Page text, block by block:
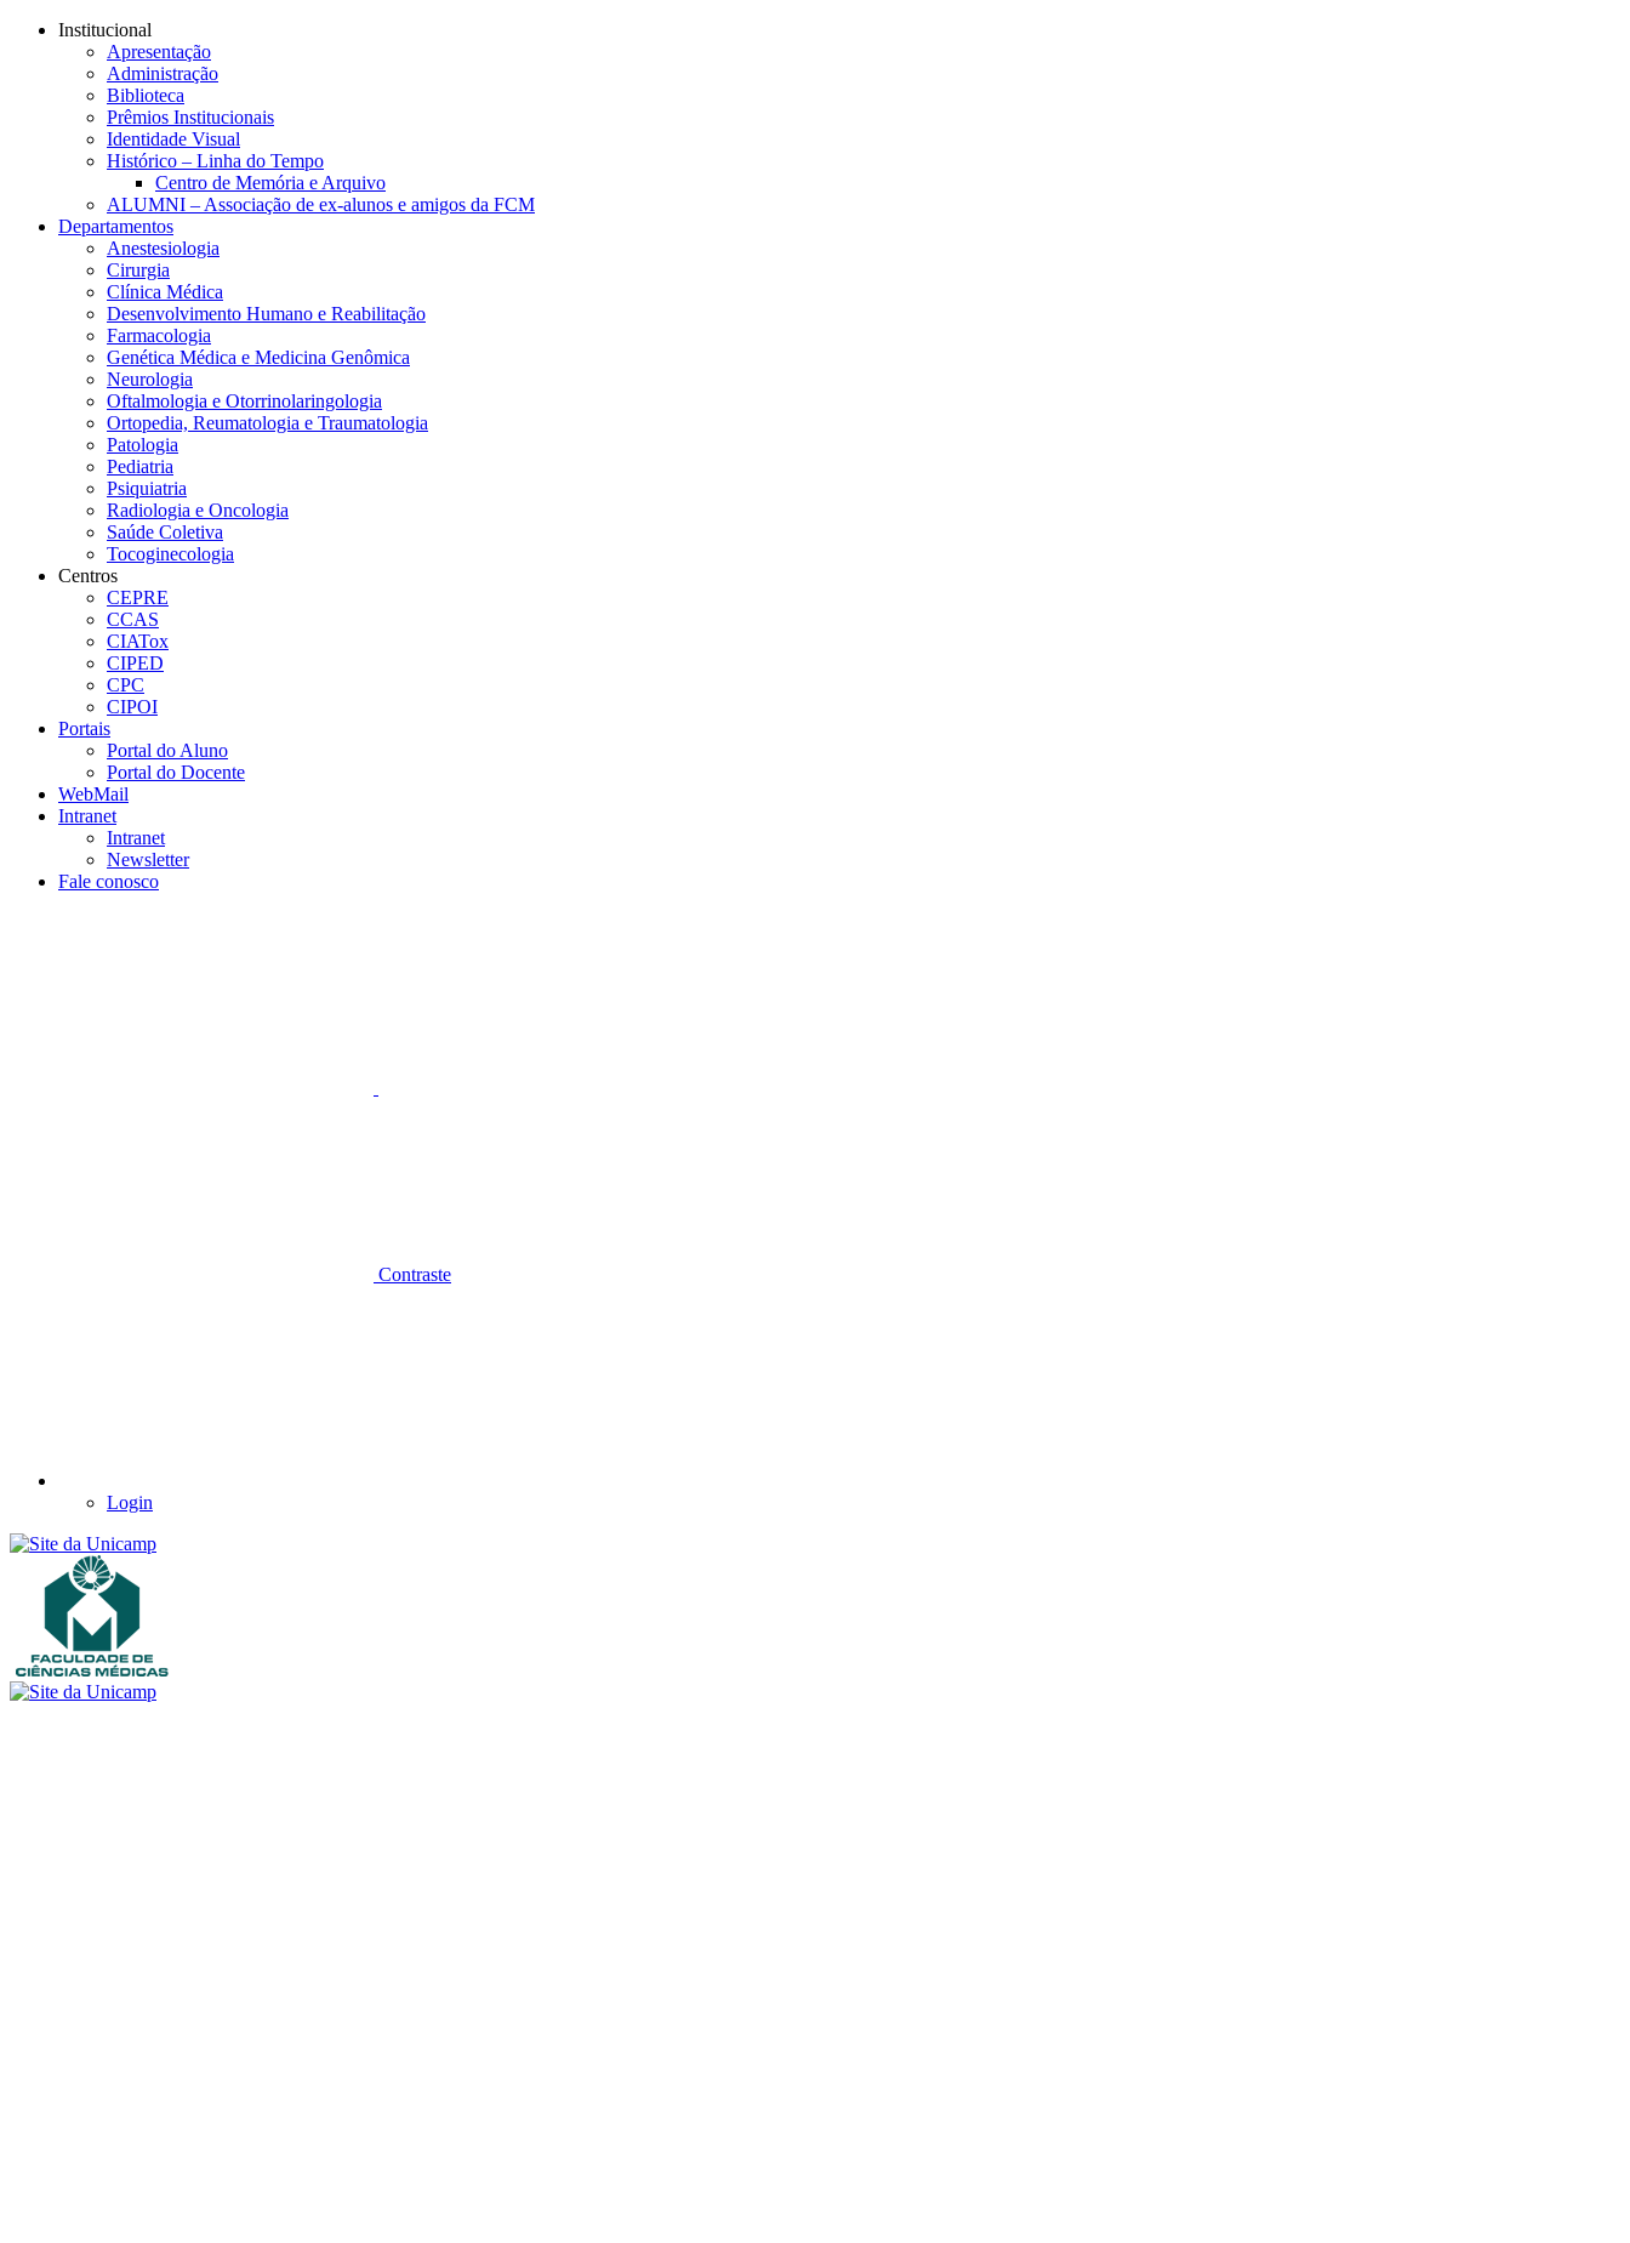
Conteúdo principal
Institucional
Apresentação
Administração
Biblioteca
Prêmios Institucionais
Identidade Visual
Histórico – Linha do Tempo
Centro de Memória e Arquivo
ALUMNI – Associação de ex-alunos e amigos da FCM
Departamentos
Anestesiologia
Cirurgia
Clínica Médica
Desenvolvimento Humano e Reabilitação
Farmacologia
Genética Médica e Medicina Genômica
Neurologia
Oftalmologia e Otorrinolaringologia
Ortopedia, Reumatologia e Traumatologia
Patologia
Pediatria
Psiquiatria
Radiologia e Oncologia
Saúde Coletiva
Tocoginecologia
Centros
CEPRE
CCAS
CIATox
CIPED
CPC
CIPOI
Portais
Portal do Aluno
Portal do Docente
WebMail
Intranet
Intranet
Newsletter
Fale conosco
Contraste
Login